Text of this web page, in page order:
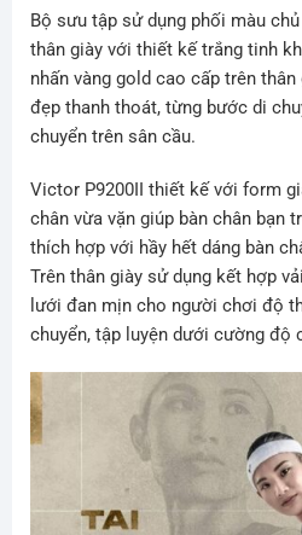
Bộ sưu tập sử dụng phối màu
thân giày với thiết kế trắng tinh
nhấn vàng gold cao cấp trên
đẹp thanh thoát, từng bước di
chuyển trên sân cầu.
Victor P9200II thiết kế với form
chân vừa vặn giúp bàn chân bạn
thích hợp với hầy hết dáng bàn
Trên thân giày sử dụng kết hợp
lưới đan mịn cho người chơi độ
chuyển, tập luyện dưới cường độ